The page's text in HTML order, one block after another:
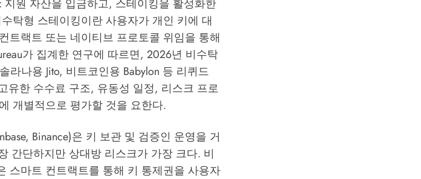
원 자산을 입금하고, 스테이킹을 활성화한
탁형 스테이킹이란 사용자가 개인 키에 대
트랙트 또는 네이티브 프로토콜 위임을 통해
가 집계한 연구에 따르면, 2026년 비수탁
라나용 Jito, 비트코인용 Babylon 등 리퀴드
한 수수료 구조, 유동성 일정, 리스크 프로
개별적으로 평가할 것을 요한다.
Binance)은 키 보관 및 검증인 운영을 거
간단하지만 상대방 리스크가 가장 크다. 비
스마트 컨트랙트를 통해 키 통제권을 사용자